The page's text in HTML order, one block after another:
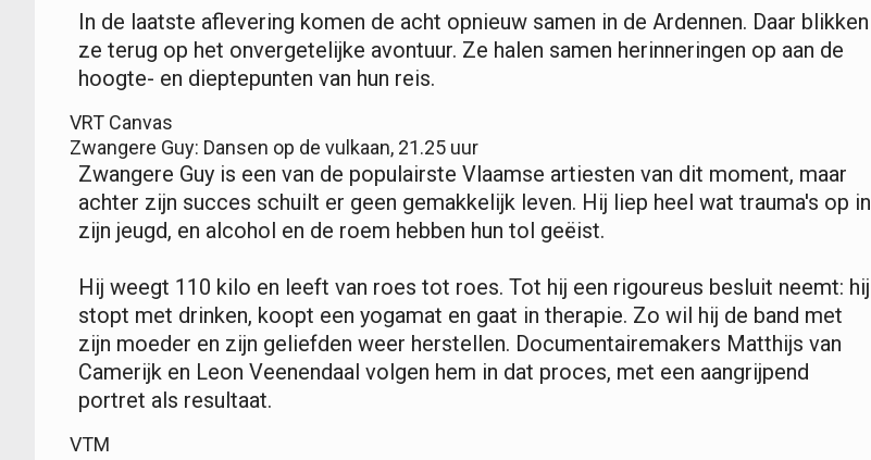
In de laatste aflevering komen de acht opnieuw samen in de Ardennen. Daar blikken
ze terug op het onvergetelijke avontuur. Ze halen samen herinneringen op aan de
hoogte- en dieptepunten van hun reis.
VRT Canvas
Zwangere Guy: Dansen op de vulkaan, 21.25 uur
Zwangere Guy is een van de populairste Vlaamse artiesten van dit moment, maar
achter zijn succes schuilt er geen gemakkelijk leven. Hij liep heel wat trauma's op in
zijn jeugd, en alcohol en de roem hebben hun tol geëist.
Hij weegt 110 kilo en leeft van roes tot roes. Tot hij een rigoureus besluit neemt: hij
stopt met drinken, koopt een yogamat en gaat in therapie. Zo wil hij de band met
zijn moeder en zijn geliefden weer herstellen. Documentairemakers Matthijs van
Camerijk en Leon Veenendaal volgen hem in dat proces, met een aangrijpend
portret als resultaat.
VTM